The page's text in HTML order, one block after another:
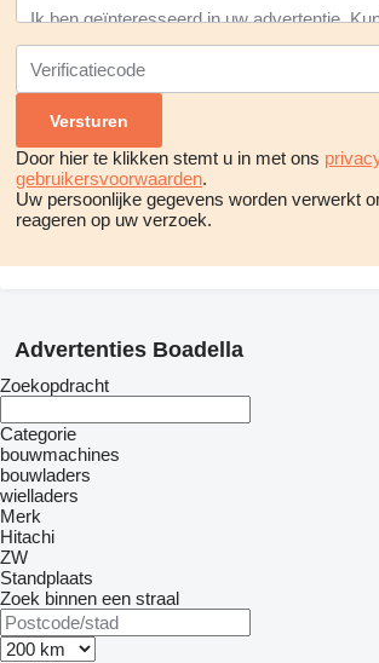
Door hier te klikken stemt u in met ons
gebruikersvoorwaarden.
Uw persoonlijke gegevens worden verwerkt
reageren op uw verzoek.
Advertenties Boadella
Zoekopdracht
Categorie
bouwmachines
bouwladers
wielladers
Merk
Hitachi
ZW
Standplaats
Zoek binnen een straal